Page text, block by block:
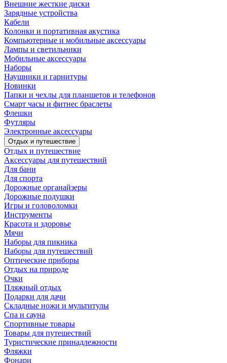
Внешние жесткие диски
Зарядные устройства
Кабели
Колонки и портативная акустика
Компьютерные и мобильные аксессуары
Лампы и светильники
Мобильные аксессуары
Наборы
Наушники и гарнитуры
Новинки
Папки и чехлы для планшетов и телефонов
Смарт часы и фитнес браслеты
Флешки
Футляры
Электронные аксессуары
Отдых и путешествие
Отдых и путешествие
Аксессуары для путешествий
Для бани
Для спорта
Дорожные органайзеры
Дорожные подушки
Игры и головоломки
Инструменты
Красота и здоровье
Мячи
Наборы для пикника
Наборы для путешествий
Оптические приборы
Отдых на природе
Очки
Пляжный отдых
Подарки для дачи
Складные ножи и мультитулы
Спа и сауна
Спортивные товары
Товары для путешествий
Туристические принадлежности
Фляжки
Фонари